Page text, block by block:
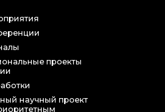
проекты
научный проект